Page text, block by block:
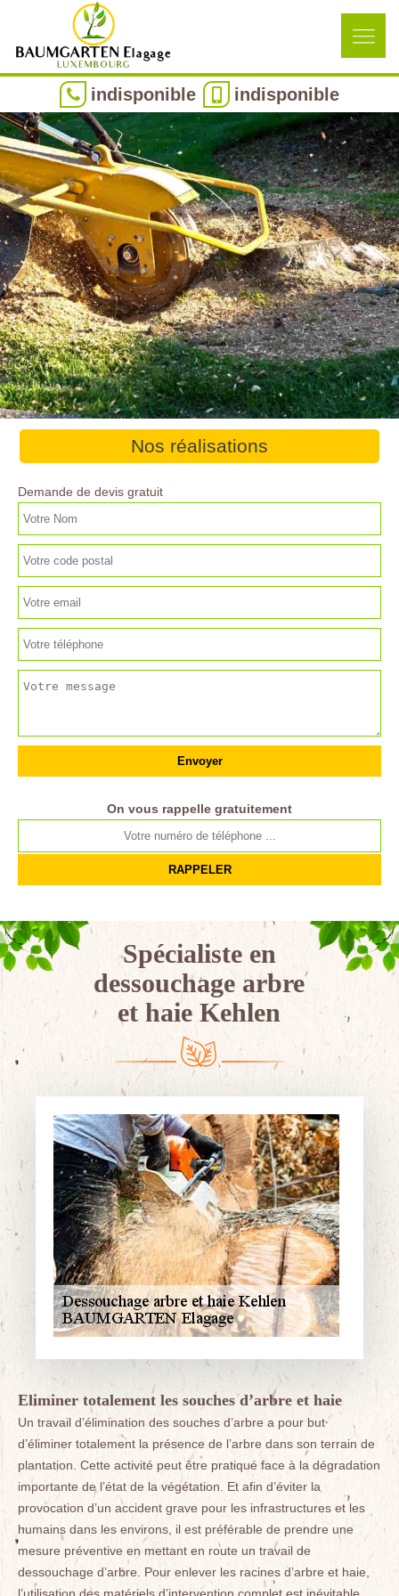
indisponible indisponible
Nos réalisations
Demande de devis gratuit
On vous rappelle gratuitement
Spécialiste en
dessouchage arbre
et haie Kehlen
Eliminer totalement les souches d’arbre et haie
Un travail d’élimination des souches d’arbre a pour but
d’éliminer totalement la présence de l’arbre dans son terrain de
plantation. Cette activité peut être pratiqué face à la dégradation
importante de l’état de la végétation. Et afin d’éviter la
provocation d’un accident grave pour les infrastructures et les
humains dans les environs, il est préférable de prendre une
mesure préventive en mettant en route un travail de
dessouchage d’arbre. Pour enlever les racines d’arbre et haie,